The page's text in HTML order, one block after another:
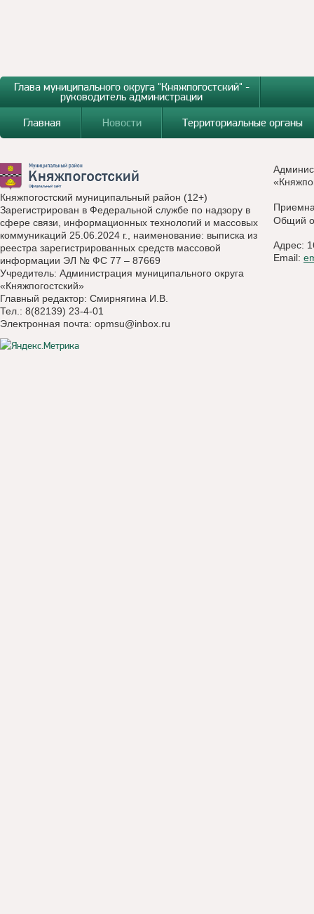
Глава муниципального округа "Княжпогостский" -
руководитель администрации
Главная
Новости Территориальные органы
Княжпогостский муниципальный район (12+)
Зарегистрирован в Федеральной службе по надзору в
сфере связи, информационных технологий и массовых
коммуникаций 25.06.2024 г., наименование: выписка из
реестра зарегистрированных средств массовой
информации ЭЛ № ФС 77 – 87669
Учредитель: Администрация муниципального округа
«Княжпогостский»
Главный редактор: Смирнягина И.В.
Тел.: 8(82139) 23-4-01
Электронная почта: opmsu@inbox.ru
Общий
Адрес:
Email: